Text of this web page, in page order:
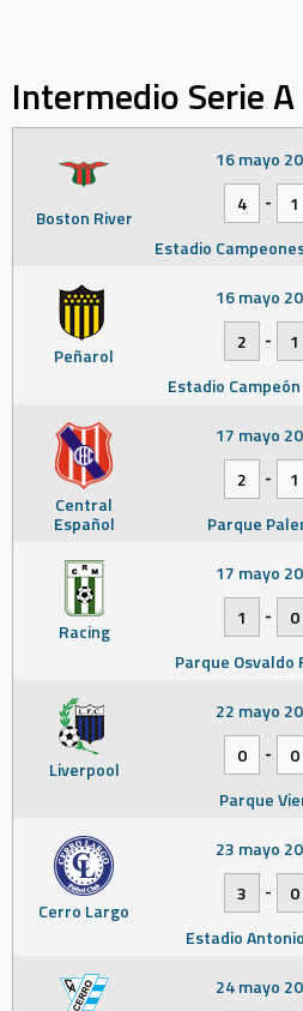
Intermedio Serie A
Boston River
16 mayo
4
-
1
Estadio
Peñarol
16 mayo
2
-
1
Estadio
Central
Español
17 mayo
2
-
1
Parque
Racing
17 mayo
1
-
0
Parque Osvaldo
Liverpool
22 mayo
0
-
0
Parque
Cerro Largo
23 mayo
3
-
0
Estadio
24 mayo